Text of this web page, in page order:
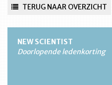
TERUG NAAR OVERZICHT
NEW SCIENTIST
Doorlopende ledenkorting